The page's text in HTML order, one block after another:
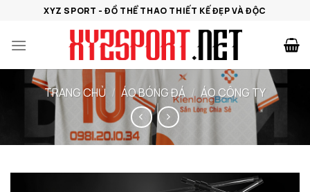
nội
XYZ SPORT - ĐỒ THỂ THAO THIẾT KẾ ĐẸP VÀ ĐỘC
TRANG CHỦ / ÁO BÓNG ĐÁ / ÁO CÔNG TY